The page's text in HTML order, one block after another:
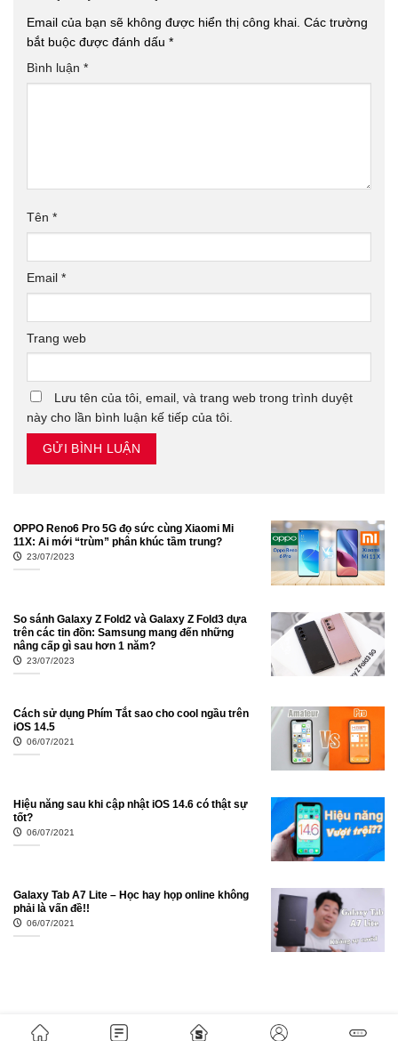
Email của bạn sẽ không được hiển thị công khai. Các trường
bắt buộc được đánh dấu *
Bình luận *
Tên *
Email *
Trang web
Lưu tên của tôi, email, và trang web trong trình duyệt
này cho lần bình luận kế tiếp của tôi.
OPPO Reno6 Pro 5G đọ sức cùng Xiaomi Mi
11X: Ai mới “trùm” phân khúc tầm trung?
23/07/2023
So sánh Galaxy Z Fold2 và Galaxy Z Fold3 dựa
trên các tin đồn: Samsung mang đến những
nâng cấp gì sau hơn 1 năm?
23/07/2023
Cách sử dụng Phím Tắt sao cho cool ngầu trên
iOS 14.5
06/07/2021
Hiệu năng sau khi cập nhật iOS 14.6 có thật sự
tốt?
06/07/2021
Galaxy Tab A7 Lite – Học hay họp online không
phải là vấn đề!!
06/07/2021